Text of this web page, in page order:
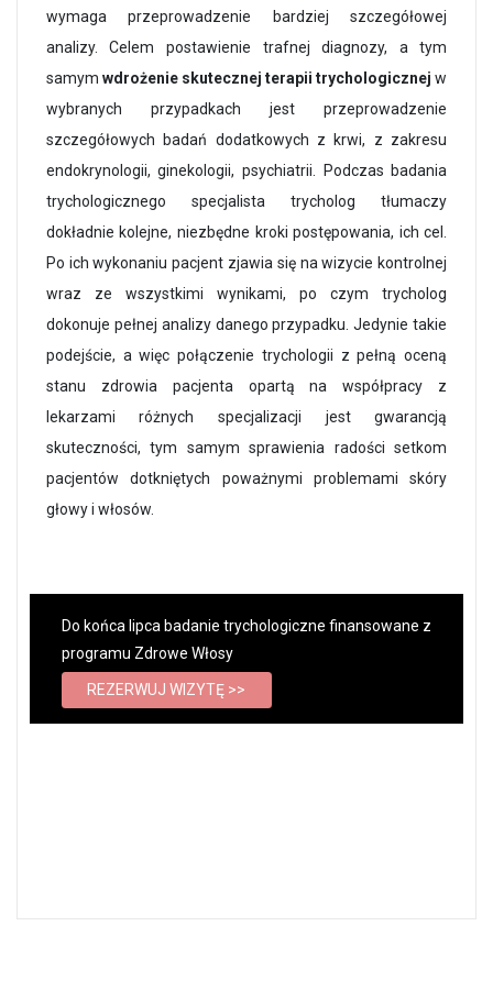
wymaga przeprowadzenie bardziej szczegółowej
analizy. Celem postawienie trafnej diagnozy, a tym
samym wdrożenie skutecznej terapii trychologicznej w
wybranych przypadkach jest przeprowadzenie
szczegółowych badań dodatkowych z krwi, z zakresu
endokrynologii, ginekologii, psychiatrii. Podczas badania
trychologicznego specjalista trycholog tłumaczy
dokładnie kolejne, niezbędne kroki postępowania, ich cel.
Po ich wykonaniu pacjent zjawia się na wizycie kontrolnej
wraz ze wszystkimi wynikami, po czym trycholog
dokonuje pełnej analizy danego przypadku. Jedynie takie
podejście, a więc połączenie trychologii z pełną oceną
stanu zdrowia pacjenta opartą na współpracy z
lekarzami różnych specjalizacji jest gwarancją
skuteczności, tym samym sprawienia radości setkom
pacjentów dotkniętych poważnymi problemami skóry
głowy i włosów.
Do końca lipca badanie trychologiczne finansowane z
programu Zdrowe Włosy
REZERWUJ WIZYTĘ >>